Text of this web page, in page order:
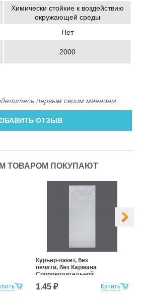
Химически стойкие к воздействию
окружающей среды
Нет
2000
первым своим мнением.
ОТЗЫВ
ТОВАРОМ ПОКУПАЮТ
Купить
Курьер-пакет, без
печати, без Кармана
Сопроводительной
Документации
110*210+50к/5 (для
1.45 ₽